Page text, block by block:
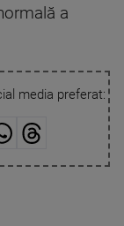
a
media preferat: